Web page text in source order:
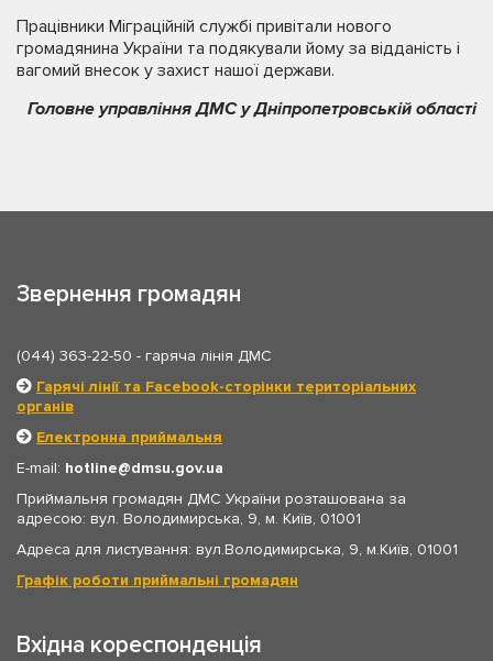
Працівники Міграційній службі привітали нового
громадянина України та подякували йому за відданість і
вагомий внесок у захист нашої держави.
Головне управління ДМС у Дніпропетровській області
Звернення громадян
(044) 363-22-50 - гаряча лінія ДМС
Гарячі лінії та Facebook-сторінки територіальних
органів
Електронна приймальня
E-mail: hotline
dmsu.gov.ua
Приймальня громадян ДМС України розташована за
адресою: вул. Володимирська, 9, м. Київ, 01001
Адреса для листування: вул.Володимирська, 9, м.Київ, 01001
Графік роботи приймальні громадян
Вхідна кореспонденція